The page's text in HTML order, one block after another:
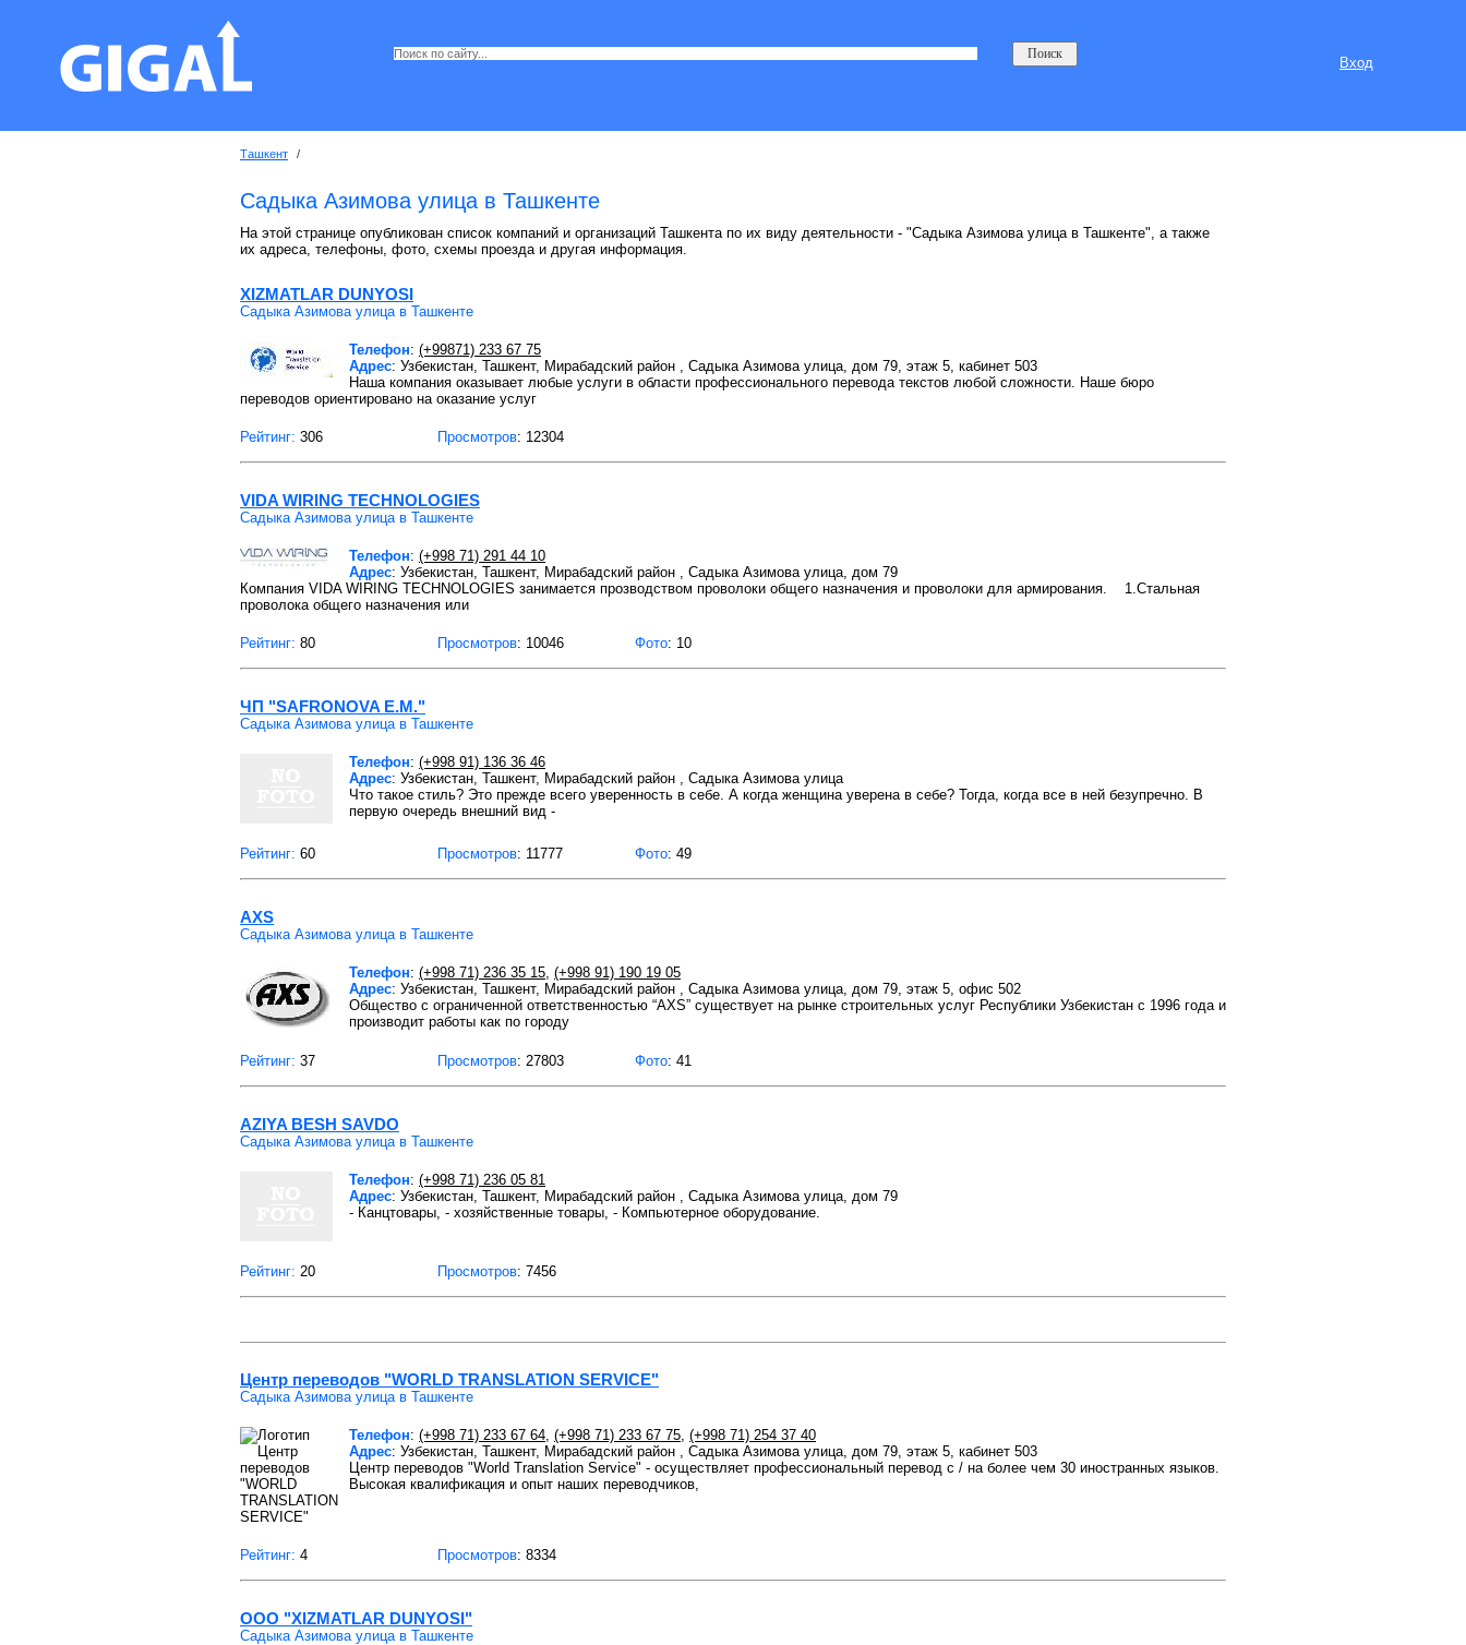
Вход
Ташкент /
Садыка Азимова улица в Ташкенте
На этой странице опубликован список компаний и организаций Ташкента по их виду деятельности - "Садыка Азимова улица в Ташкенте", а также
их адреса, телефоны, фото, схемы проезда и другая информация.
XIZMATLAR DUNYOSI
Садыка Азимова улица в Ташкенте
Телефон: (+99871) 233 67 75
Адрес: Узбекистан, Ташкент, Мирабадский район , Садыка Азимова улица, дом 79, этаж 5, кабинет 503
Наша компания оказывает любые услуги в области профессионального перевода текстов любой сложности. Наше бюро
переводов ориентировано на оказание услуг
Рейтинг: 306 Просмотров: 12304
VIDA WIRING TECHNOLOGIES
Садыка Азимова улица в Ташкенте
Телефон: (+998 71) 291 44 10
Адрес: Узбекистан, Ташкент, Мирабадский район , Садыка Азимова улица, дом 79
Компания VIDA WIRING TECHNOLOGIES занимается прозводством проволоки общего назначения и проволоки для армирования. 1.Стальная
проволока общего назначения или
Рейтинг: 80 Просмотров: 10046 Фото: 10
ЧП "SAFRONOVA E.M."
Садыка Азимова улица в Ташкенте
Телефон: (+998 91) 136 36 46
Адрес: Узбекистан, Ташкент, Мирабадский район , Садыка Азимова улица
Что такое стиль? Это прежде всего уверенность в себе. А когда женщина уверена в себе? Тогда, когда все в ней безупречно. В
первую очередь внешний вид -
Рейтинг: 60 Просмотров: 11777 Фото: 49
AXS
Садыка Азимова улица в Ташкенте
Телефон: (+998 71) 236 35 15, (+998 91) 190 19 05
Адрес: Узбекистан, Ташкент, Мирабадский район , Садыка Азимова улица, дом 79, этаж 5, офис 502
Общество с ограниченной ответственностью “АХS” существует на рынке строительных услуг Республики Узбекистан с 1996 года и
производит работы как по городу
Рейтинг: 37 Просмотров: 27803 Фото: 41
AZIYA BESH SAVDO
Садыка Азимова улица в Ташкенте
Телефон: (+998 71) 236 05 81
Адрес: Узбекистан, Ташкент, Мирабадский район , Садыка Азимова улица, дом 79
- Канцтовары, - хозяйственные товары, - Компьютерное оборудование.
Рейтинг: 20 Просмотров: 7456
Центр переводов "WORLD TRANSLATION SERVICE"
Садыка Азимова улица в Ташкенте
Телефон: (+998 71) 233 67 64, (+998 71) 233 67 75, (+998 71) 254 37 40
Адрес: Узбекистан, Ташкент, Мирабадский район , Садыка Азимова улица, дом 79, этаж 5, кабинет 503
Центр переводов "World Trаnslation Serviсe" - осуществляет профессиональный перевод с / на более чем 30 иностранных языков.
Высокая квалификация и опыт наших переводчиков,
Рейтинг: 4 Просмотров: 8334
ООО "XIZMATLAR DUNYOSI"
Садыка Азимова улица в Ташкенте